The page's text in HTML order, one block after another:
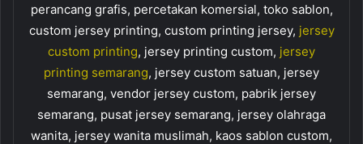
perancang grafis, percetakan komersial, toko sablon,
custom jersey printing, custom printing jersey, jersey
custom printing, jersey printing custom, jersey
printing semarang, jersey custom satuan, jersey
semarang, vendor jersey custom, pabrik jersey
semarang, pusat jersey semarang, jersey olahraga
wanita, jersey wanita muslimah, kaos sablon custom,